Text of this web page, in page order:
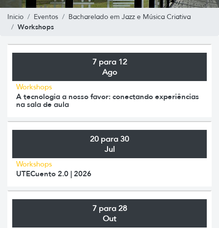
Inicio Eventos Bacharelado em Jazz e Música Criativa
Workshops
7 para 12
Ago
Workshops
A tecnologia a nosso favor: conectando experiências
na sala de aula
20 para 30
Jul
Workshops
UTECuento 2.0 | 2026
7 para 28
Out